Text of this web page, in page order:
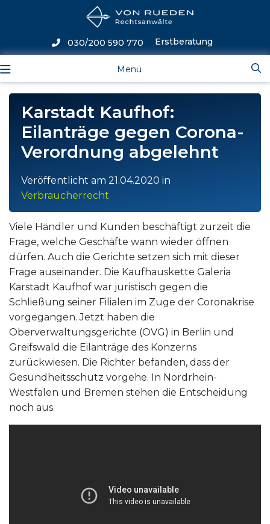
Menü
030/200 590 770 Erstberatung
Karstadt Kaufhof:
Eilanträge gegen Corona-
Verordnung abgelehnt
Veröffentlicht am 21.04.2020 in
Verbraucherrecht
Viele Händler und Kunden beschäftigt zurzeit die
Frage, welche Geschäfte wann wieder öffnen
dürfen. Auch die Gerichte setzen sich mit dieser
Frage auseinander. Die Kaufhauskette Galeria
Karstadt Kaufhof war juristisch gegen die
Schließung seiner Filialen im Zuge der Coronakrise
vorgegangen. Jetzt haben die
Oberverwaltungsgerichte (OVG) in Berlin und
Greifswald die Eilanträge des Konzerns
zurückwiesen. Die Richter befanden, dass der
Gesundheitsschutz vorgehe. In Nordrhein-
Westfalen und Bremen stehen die Entscheidung
noch aus.